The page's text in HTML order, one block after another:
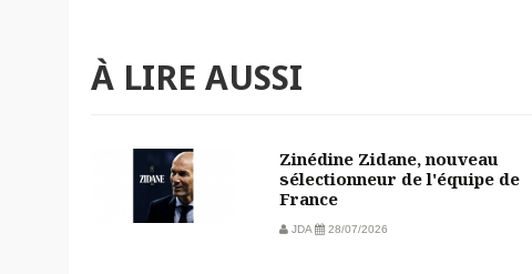
À LIRE AUSSI
Zinédine Zidane, nouveau
sélectionneur de l'équipe de
France
JDA 28/07/2026